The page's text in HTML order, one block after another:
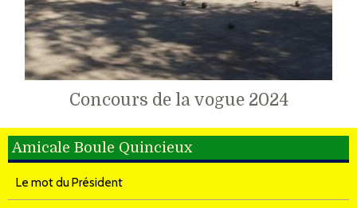
Concours de la vogue 2024
Amicale Boule Quincieux
Le mot du Président